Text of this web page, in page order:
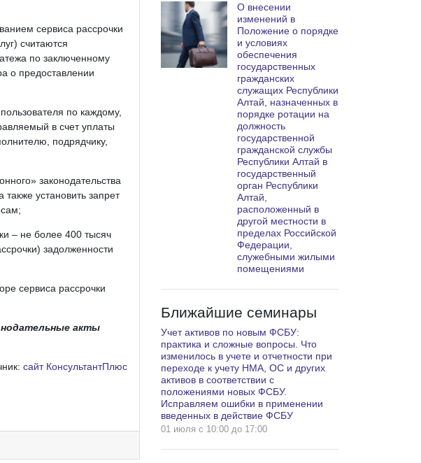
сервиса рассрочки
считаются
по заключенному
о предоставлении
по каждому,
в счет уплаты
подрядчику,
законодательства
установить запрет
– не более 400 тысяч
задолженности
сервиса рассрочки
акты
сайт КонсультантПлюс
О внесении
изменений в
Положение о порядке
и условиях
обеспечения
государственных
гражданских
служащих Республики
Алтай, назначенных в
порядке ротации на
должность
государственной
гражданской службы
Республики Алтай в
государственный
орган Республики
Алтай,
расположенный в
другой местности в
пределах Российской
Федерации,
служебными жилыми
помещениями
Ближайшие семинары
Учет активов по новым ФСБУ:
практика и сложные вопросы. Что
изменилось в учете и отчетности при
переходе к учету НМА, ОС и других
активов в соответствии с
положениями новых ФСБУ.
Исправляем ошибки в применении
введенных в действие ФСБУ
01 июля c 10:00 до 17:00